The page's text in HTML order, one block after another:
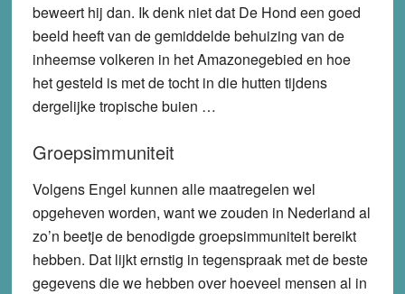
beweert hij dan. Ik denk niet dat De Hond een goed
beeld heeft van de gemiddelde behuizing van de
inheemse volkeren in het Amazonegebied en hoe
het gesteld is met de tocht in die hutten tijdens
dergelijke tropische buien …
Groepsimmuniteit
Volgens Engel kunnen alle maatregelen wel
opgeheven worden, want we zouden in Nederland al
zo’n beetje de benodigde groepsimmuniteit bereikt
hebben. Dat lijkt ernstig in tegenspraak met de beste
gegevens die we hebben over hoeveel mensen al in